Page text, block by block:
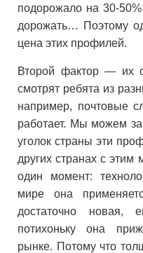
подорожало на 30-
дорожать… Поэтому
цена этих профилей.
Второй фактор — их
смотрят ребята из
например, почтовые
работает. Мы можем
уголок страны эти
других странах с
один момент:
мире она
достаточно
потихоньку она
рынке. Потому что